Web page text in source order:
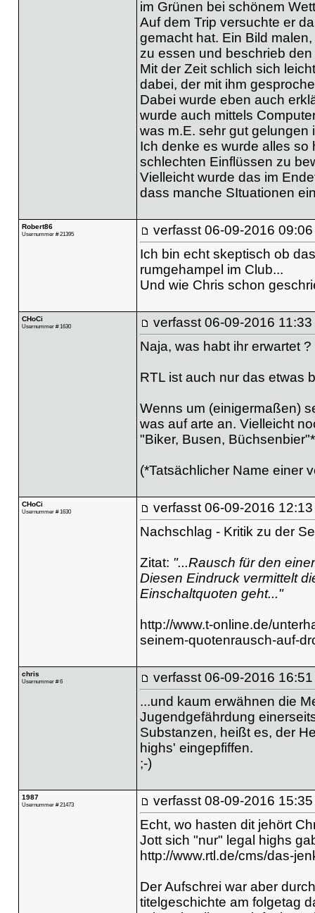
im Grünen bei schönem
Auf dem Trip versuchte er
gemacht hat. Ein Bild
zu essen und beschrieb
Mit der Zeit schlich sich
dabei, der mit ihm
Dabei wurde eben auch
wurde auch mittels
was m.E. sehr gut gelungen
Ich denke es wurde alles so
schlechten Einflüssen zu
Vielleicht wurde das im
dass manche SItuationen
Robert86
Usernummer # 21395 verfasst 06-09-2016 09:06
Ich bin echt skeptisch ob
rumgehampel im Club...
Und wie Chris schon
CHoCi
Usernummer # 1630 verfasst 06-09-2016 11:33
Naja, was habt ihr erwartet ?
RTL ist auch nur das etwas
Wenns um (einigermaßen)
was auf arte an. Vielleicht
"Biker, Busen,
(*Tatsächlicher Name einer
CHoCi
Usernummer # 1630 verfasst 06-09-2016 12:13
Nachschlag - Kritik zu der
Zitat: "...Rausch für den
Diesen Eindruck vermittelt
Einschaltquoten geht..."
http://www.t-online.de/
seinem-quotenrausch-auf-
chris
Usernummer # 6 verfasst 06-09-2016 16:51
...und kaum erwähnen die
Jugendgefährdung
Substanzen, heißt es, der
highs' eingepfiffen.
;-)
1987
Usernummer # 21473 verfasst 08-09-2016 15:35
Echt, wo hasten dit jehört
Jott sich "nur" legal highs
http://www.rtl.de/cms/das-
Der Aufschrei war aber
titelgeschichte am folgetag